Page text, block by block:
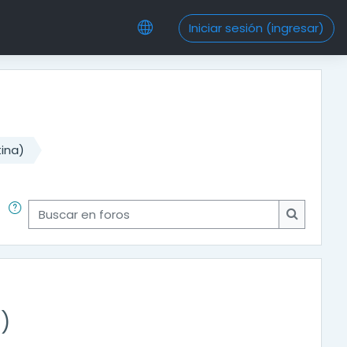
Iniciar sesión (ingresar)
Buscar en foros
Buscar